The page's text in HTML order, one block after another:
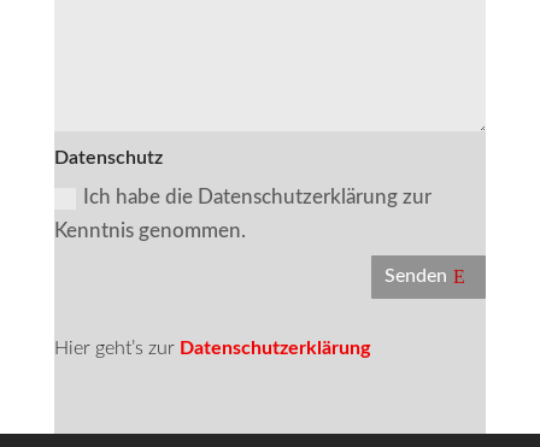
Datenschutz
Ich habe die Datenschutzerklärung zur
Kenntnis genommen.
Senden
Hier geht’s zur Datenschutzerklärung